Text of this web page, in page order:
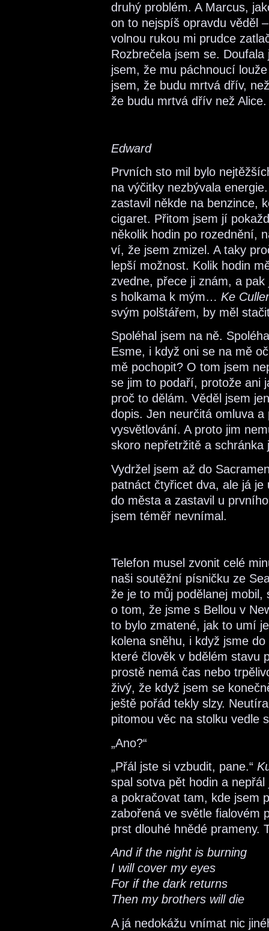
druhý problém. A Marcus,
on to nejspíš opravdu věděl
volnou rukou mi prudce
Rozbrečela jsem se.
jsem, že mu páchnoucí
jsem, že budu mrtvá dřív,
že budu mrtvá dřív než Alice.
Edward
Prvních sto mil bylo
na výčitky nezbývala
zastavil někde na benzince,
cigaret. Přitom jsem jí
několik hodin po rozednění,
ví, že jsem zmizel. A taky
lepší možnost. Kolik hodin
zvedne, přece ji znám, a
s holkama k mým… Ke
svým polštářem, by měl
Spoléhal jsem na ně.
Esme, i když oni se na mě
mě pochopit? O tom jsem
se jim to podaří, protože ani
proč to dělám. Věděl jsem
dopis. Jen neurčitá omluva
vysvětlování. A proto jim
skoro nepřetržitě a schránka
Vydržel jsem až do
patnáct čtyřicet dva, ale já
do města a zastavil u
jsem téměř nevnímal.
Telefon musel zvonit celé
naši soutěžní písničku ze
že je to můj podělanej mobil,
o tom, že jsme s Bellou v
to bylo zmatené, jak to umí
kolena sněhu, i když jsme
které člověk v bdělém stavu
prostě nemá čas nebo
živý, že když jsem se
ještě pořád tekly slzy.
pitomou věc na stolku vedle
„Ano?“
„Přál jste si vzbudit, pane.“
spal sotva pět hodin a
a pokračovat tam, kde jsem
zabořená ve světle fialovém
prst dlouhé hnědé prameny.
And if the night is burning
I will cover my eyes
For if the dark returns
Then my brothers will die
A já nedokážu vnímat nic